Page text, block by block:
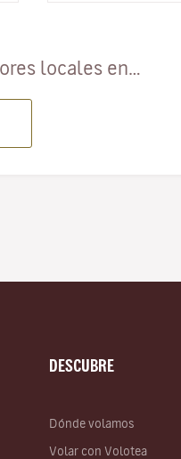
locales en…
DESCUBRE
Dónde volamos
Volar con Volotea